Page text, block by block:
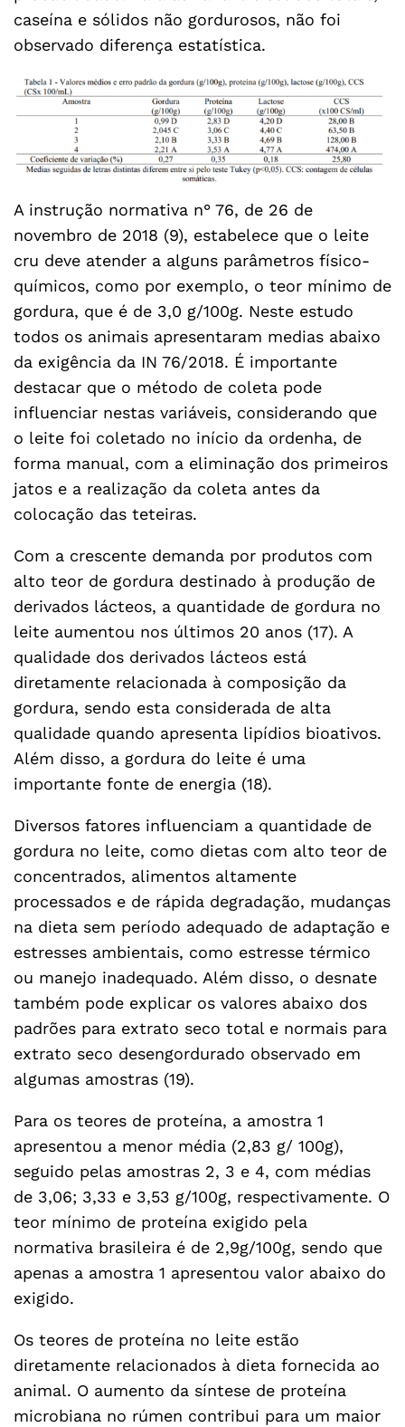
caseína e sólidos não gordurosos, não foi
observado diferença estatística.
A instrução normativa n° 76, de 26 de
novembro de 2018 (9), estabelece que o leite
cru deve atender a alguns parâmetros físico-
químicos, como por exemplo, o teor mínimo de
gordura, que é de 3,0 g/100g. Neste estudo
todos os animais apresentaram medias abaixo
da exigência da IN 76/2018. É importante
destacar que o método de coleta pode
influenciar nestas variáveis, considerando que
o leite foi coletado no início da ordenha, de
forma manual, com a eliminação dos primeiros
jatos e a realização da coleta antes da
colocação das teteiras.
Com a crescente demanda por produtos com
alto teor de gordura destinado à produção de
derivados lácteos, a quantidade de gordura no
leite aumentou nos últimos 20 anos (17). A
qualidade dos derivados lácteos está
diretamente relacionada à composição da
gordura, sendo esta considerada de alta
qualidade quando apresenta lipídios bioativos.
Além disso, a gordura do leite é uma
importante fonte de energia (18).
Diversos fatores influenciam a quantidade de
gordura no leite, como dietas com alto teor de
concentrados, alimentos altamente
processados e de rápida degradação, mudanças
na dieta sem período adequado de adaptação e
estresses ambientais, como estresse térmico
ou manejo inadequado. Além disso, o desnate
também pode explicar os valores abaixo dos
padrões para extrato seco total e normais para
extrato seco desengordurado observado em
algumas amostras (19).
Para os teores de proteína, a amostra 1
apresentou a menor média (2,83 g/ 100g),
seguido pelas amostras 2, 3 e 4, com médias
de 3,06; 3,33 e 3,53 g/100g, respectivamente. O
teor mínimo de proteína exigido pela
normativa brasileira é de 2,9g/100g, sendo que
apenas a amostra 1 apresentou valor abaixo do
exigido.
Os teores de proteína no leite estão
diretamente relacionados à dieta fornecida ao
animal. O aumento da síntese de proteína
microbiana no rúmen contribui para um maior